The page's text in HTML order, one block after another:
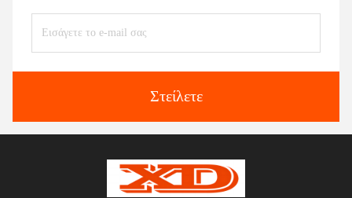
Στείλετε